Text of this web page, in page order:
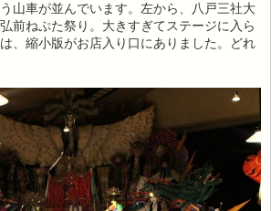
山車が並んでいます。左から、八戸三社大
前ねぷた祭り。大きすぎてステージに入ら
、縮小版がお店入り口にありました。どれ